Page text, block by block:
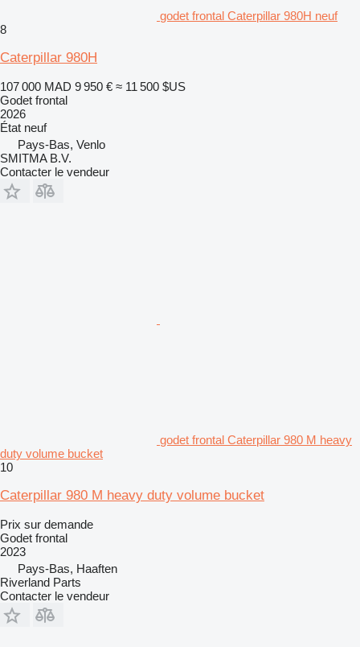
godet frontal Caterpillar 980H neuf
8
Caterpillar 980H
107 000 MAD 9 950 € ≈ 11 500 $US
Godet frontal
2026
État neuf
Pays-Bas, Venlo
SMITMA B.V.
Contacter le vendeur
godet frontal Caterpillar 980 M heavy
duty volume bucket
10
Caterpillar 980 M heavy duty volume bucket
Prix sur demande
Godet frontal
2023
Pays-Bas, Haaften
Riverland Parts
Contacter le vendeur